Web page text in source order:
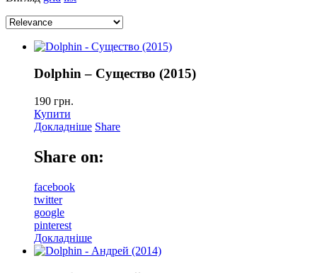
Dolphin – Существо (2015)
190 грн.
Купити
Докладніше Share
Share on:
facebook
twitter
google
pinterest
Докладніше